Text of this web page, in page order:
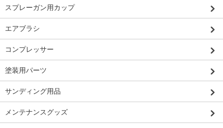
スプレーガン用カップ
エアブラシ
コンプレッサー
塗装用パーツ
サンディング用品
メンテナンスグッズ